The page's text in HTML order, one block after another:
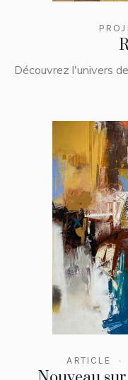
Découvrez l'univers
ARTICLE